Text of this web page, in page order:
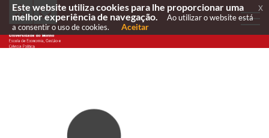
Este website utiliza cookies para lhe proporcionar uma
melhor experiência de navegação.
Ao utilizar o website está
a consentir o uso de cookies.
Aceitar
x